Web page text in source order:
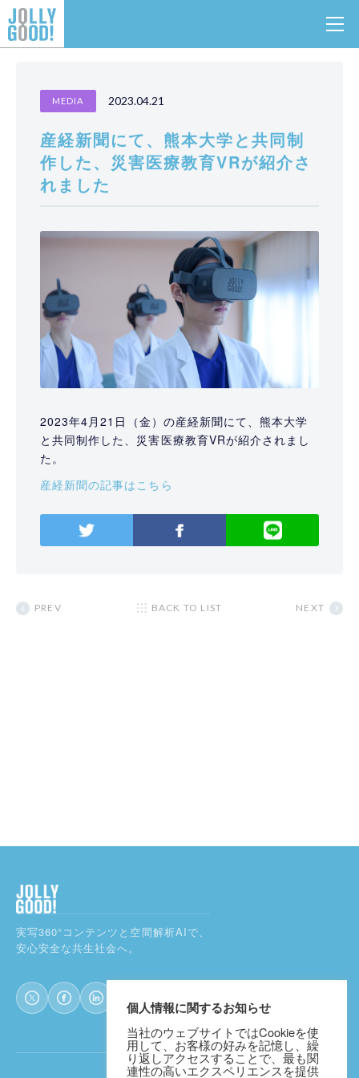
TOP
産経新聞にて、熊本大学と共同制作した、災害医療教育
MEDIA 2023.04.21
産経新聞にて、熊本大学と共同制
作した、災害医療教育VRが紹介さ
れました
2023年4月21日（金）の産経新聞にて、熊本大学
と共同制作した、災害医療教育VRが紹介されまし
た。
産経新聞の記事はこちら
PREV BACK TO LIST NEXT
実写360°コンテンツと空間解析AIで、
安心安全な共生社会へ。
個人情報に関するお知らせ
当社のウェブサイトではCookieを使
用して、お客様の好みを記憶し、繰
り返しアクセスすることで、最も関
連性の高いエクスペリエンスを提供